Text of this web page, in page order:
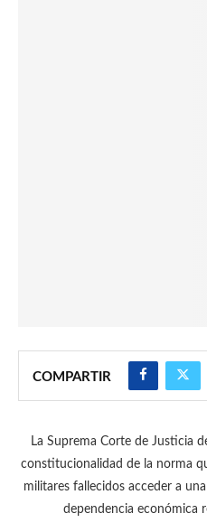
COMPARTIR
La Suprema Corte de Justicia
constitucionalidad de la norma
militares fallecidos acceder a
dependencia económica